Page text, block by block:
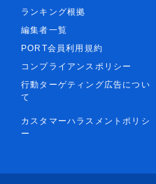
ランキング根拠
編集者一覧
PORT会員利用規約
コンプライアンスポリシー
行動ターゲティング広告につい
て
カスタマーハラスメントポリシ
ー